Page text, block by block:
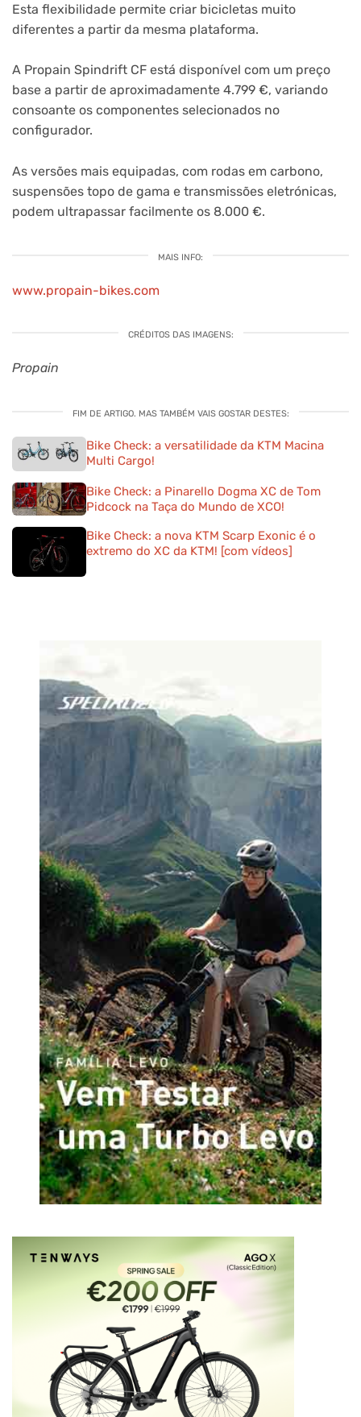
Esta flexibilidade permite criar bicicletas muito
diferentes a partir da mesma plataforma.
A Propain Spindrift CF está disponível com um preço
base a partir de aproximadamente 4.799 €, variando
consoante os componentes selecionados no
configurador.
As versões mais equipadas, com rodas em carbono,
suspensões topo de gama e transmissões eletrónicas,
podem ultrapassar facilmente os 8.000 €.
MAIS INFO:
www.propain-bikes.com
CRÉDITOS DAS IMAGENS:
Propain
FIM DE ARTIGO. MAS TAMBÉM VAIS GOSTAR DESTES:
Bike Check: a versatilidade da KTM Macina
Multi Cargo!
Bike Check: a Pinarello Dogma XC de Tom
Pidcock na Taça do Mundo de XCO!
Bike Check: a nova KTM Scarp Exonic é o
extremo do XC da KTM! [com vídeos]